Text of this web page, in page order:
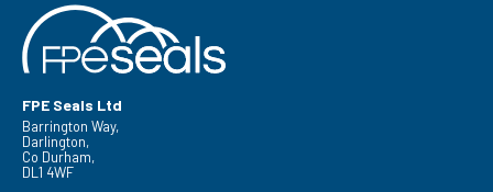
FPE Seals Ltd
Barrington Way,
Darlington,
Co Durham,
DL1 4WF